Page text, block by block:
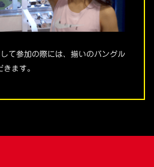
て参加の際には、揃いのバングル
ます。